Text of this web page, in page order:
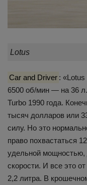
Lotus
Car and Driver :
6500 об/мин — на 36
Turbo 1990 года.
тысяч долларов или
силу. Но это
право похвастаться
удельной мощностью,
скорости. И все это
2,2 литра. В